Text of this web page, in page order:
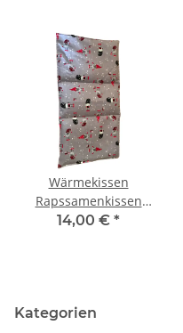
Wärmekissen
Rapssamenkissen
rechteckig
14,00 € *
Kategorien